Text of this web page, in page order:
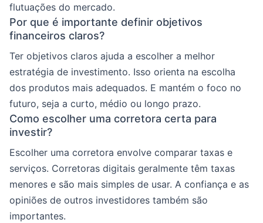
flutuações do mercado.
Por que é importante definir objetivos
financeiros claros?
Ter objetivos claros ajuda a escolher a melhor
estratégia de investimento. Isso orienta na escolha
dos produtos mais adequados. E mantém o foco no
futuro, seja a curto, médio ou longo prazo.
Como escolher uma corretora certa para
investir?
Escolher uma corretora envolve comparar taxas e
serviços. Corretoras digitais geralmente têm taxas
menores e são mais simples de usar. A confiança e as
opiniões de outros investidores também são
importantes.